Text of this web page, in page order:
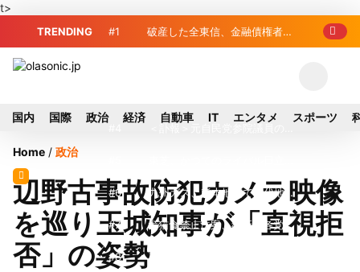
t>
TRENDING #1 破産した全東信、金融債権者リ
の真紀子氏
元社長が取締役に就任—再上場に向け視
界良好
#6 九州ガス、熊本地震で八代地区
のガス供給停止 「2次災害防止」を理
由に
#7 犬猫食禁止法案、維新が各党と
調整 中華料理店の提供に懸念
#8 破産した全東信、最大債権者は
国内 国際 政治 経済 自動車 IT エンタメ スポーツ
Home / 政治
辺野古事故防犯カメラ映像
を巡り玉城知事が「直視拒
否」の姿勢